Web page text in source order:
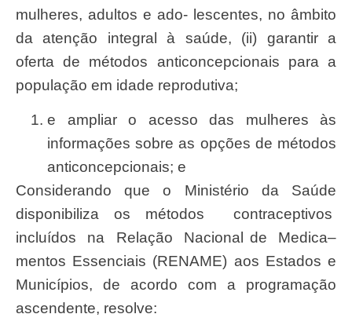
mulheres, adultos e ado- lescentes, no âmbito
da atenção integral à saúde, (ii) garantir a
oferta de métodos anticoncepcionais para a
população em idade reprodutiva;
e ampliar o acesso das mulheres às
informações sobre as opções de métodos
anticoncepcionais; e
Considerando que o Ministério da Saúde
disponibiliza os métodos
contraceptivos
incluídos na Relação Naciona l de Medica–
mentos Essenciais (RENAME) aos Estados e
Municípios, de acordo com a programação
ascendente, resolve: